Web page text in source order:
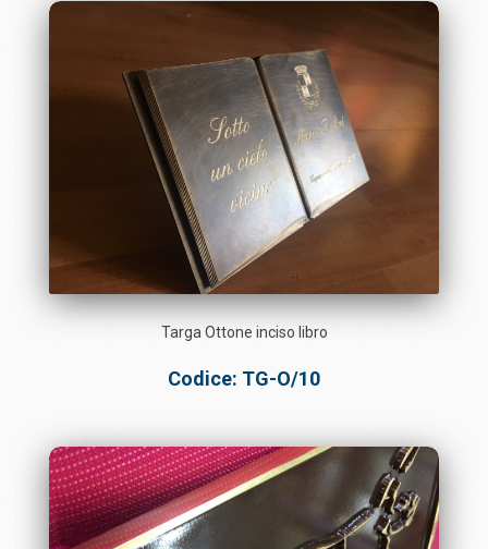
Targa Ottone inciso libro
Codice: TG-O/10